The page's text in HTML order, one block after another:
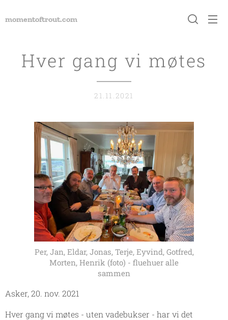
momentoftrout.com
Hver gang vi møtes
21.11.2021
Per, Jan, Eldar, Jonas, Terje, Eyvind, Gotfred,
Morten, Henrik (foto) - fluehuer alle
sammen
Asker, 20. nov. 2021
Hver gang vi møtes - uten vadebukser - har vi det